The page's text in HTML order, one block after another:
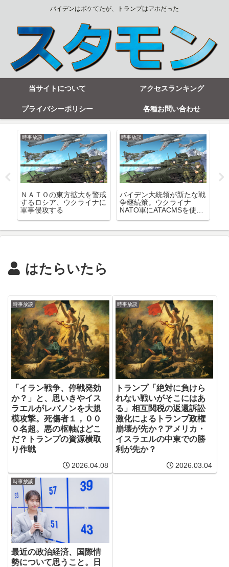
バイデンはボケてたが、トランプはアホだった
当サイトについて アクセスランキング
プライバシーポリシー 各種お問い合わせ
時事放談
ＮＡＴＯの東方拡大を警戒
するロシア、ウクライナに
軍事侵攻する
時事放談
バイデン大統領が新たな戦
争継続策。ウクライナ
NATO軍にATACMSを使っ
の
はたらいたら
時事放談
「イラン戦争、停戦発効
か？」と、思いきやイス
ラエルがレバノンを大規
模攻撃。死傷者１，００
０名超。悪の枢軸はどこ
だ？トランプの資源横取
り作戦
2026.04.08
時事放談
トランプ「絶対に負けら
れない戦いがそこにはあ
る」相互関税の返還訴訟
激化によるトランプ政権
崩壊が先か？アメリカ・
イスラエルの中東での勝
利が先か？
2026.03.04
時事放談
最近の政治経済、国際情
勢について思うこと。日